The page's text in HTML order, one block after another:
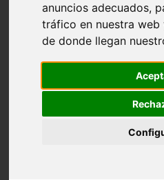
anuncios adecuados,
tráfico en nuestra
de donde llegan
Madrid - leganés
Almería - roquetas-de-mar
Girona - tossa-de-mar
Barcelona - sant-cugat-del-
Alicante - l39alfàs-del-pi
Barcelona - vilanova-i-la-
Illes-balears - alcúdia
Illes-balears - sant-antoni-de-